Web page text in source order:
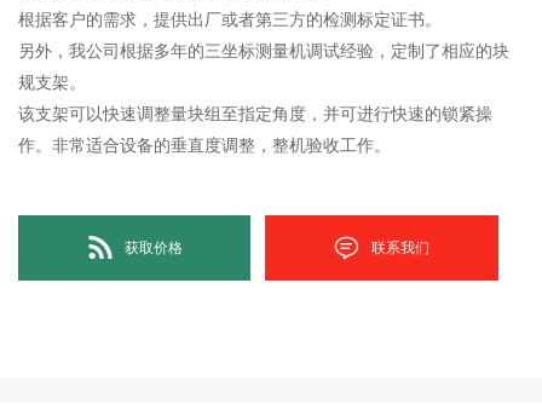
根据客户的需求，提供出厂或者第三方的检测标定证书。
另外，我公司根据多年的三坐标测量机调试经验，定制了相应的块
规支架。
该支架可以快速调整量块组至指定角度，并可进行快速的锁紧操
作。非常适合设备的垂直度调整，整机验收工作。
获取价格 联系我们